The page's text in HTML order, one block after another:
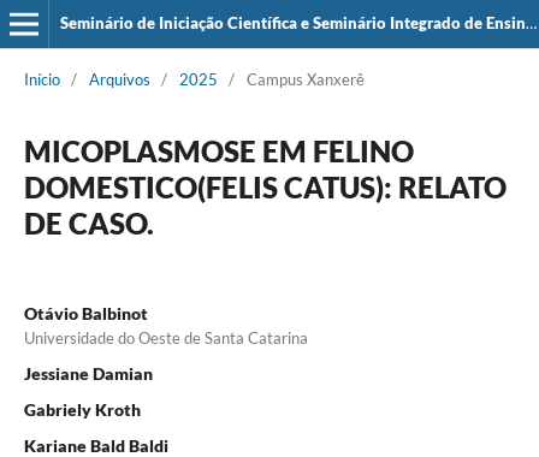
Seminário de Iniciação Científica e Seminário Integrado de Ensino, Pesquisa e Extensão (SIEPE)
Início / Arquivos / 2025 / Campus Xanxerê
MICOPLASMOSE EM FELINO
DOMESTICO(FELIS CATUS): RELATO
DE CASO.
Otávio Balbinot
Universidade do Oeste de Santa Catarina
Jessiane Damian
Gabriely Kroth
Kariane Bald Baldi